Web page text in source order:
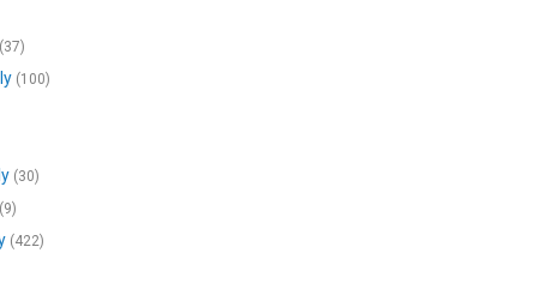
(37)
(100)
(30)
(9)
(422)